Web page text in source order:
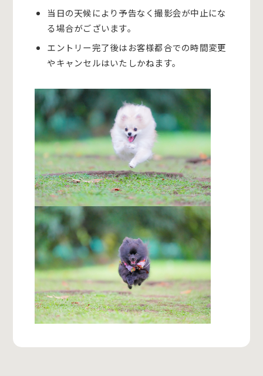
当日の天候により予告なく撮影会が中止にな
る場合がございます。
エントリー完了後はお客様都合での時間変更
やキャンセルはいたしかねます。